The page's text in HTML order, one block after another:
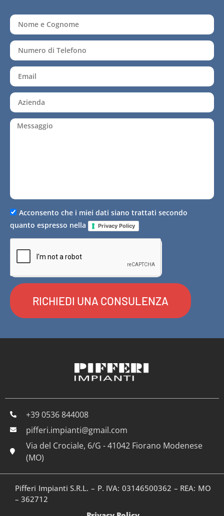
Acconsento che i miei dati siano trattati secondo
quanto espresso nella
Privacy Policy
RICHIEDI UNA CONSULENZA
+39 0536 844008
pifferi.impianti@gmail.com
Via del Crociale, 6/G - 41042 Fiorano Modenese
(MO)
Pifferi Impianti S.R.L. – P. IVA: 03146500362 – REA: MO
– 362712